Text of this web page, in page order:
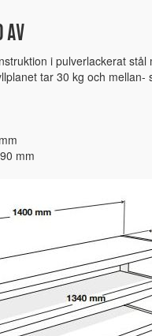
AV
i pulverlackerat
tar 30 kg och
mm